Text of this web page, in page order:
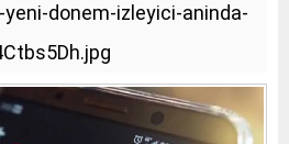
donem-izleyici-aninda-